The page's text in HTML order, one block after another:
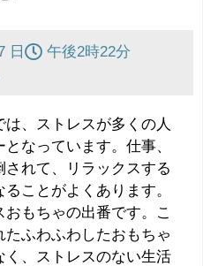
日
午後2時22分
、ストレスが多くの人
なっています。仕事、
れて、リラックスする
ことがよくあります。
もちゃの出番です。こ
ふわふわしたおもちゃ
く、ストレスのない生活